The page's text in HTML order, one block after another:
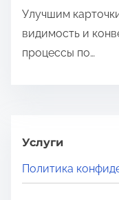
Улучшим
видимость и
процессы по…
Услуги
Политика